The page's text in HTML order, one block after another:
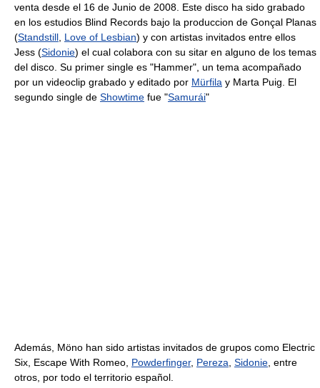
venta desde el 16 de Junio de 2008. Este disco ha sido grabado
en los estudios Blind Records bajo la produccion de Gonçal Planas
(Standstill Love of Lesbian) y con artistas invitados entre ellos
Jess (Sidonie) el cual colabora con su sitar en alguno de los temas
del disco. Su primer single es "Hammer", un tema acompañado
por un videoclip grabado y editado por Mürfila y Marta Puig. El
segundo single de Showtime fue "Samurái"
Además, Möno han sido artistas invitados de grupos como Electric
Six, Escape With Romeo, Powderfinger, Pereza Sidonie , entre
otros, por todo el territorio español.